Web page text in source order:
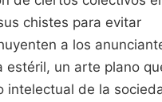
chistes para evitar
a los
estéril, un arte plano
intelectual de la